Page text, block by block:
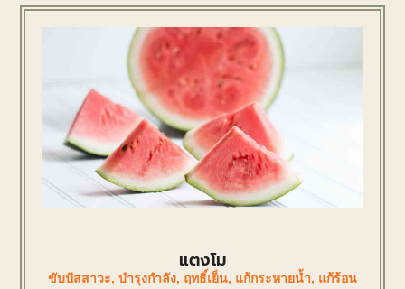
แตงโม
ขับปัสสาวะ, บำรุงกำลัง, ฤทธิ์เย็น, แก้กระหายน้ำ, แก้ร้อน